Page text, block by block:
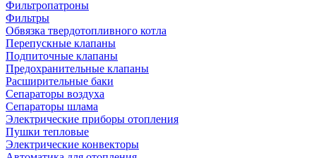
Фильтропатроны
Фильтры
Обвязка твердотопливного котла
Перепускные клапаны
Подпиточные клапаны
Предохранительные клапаны
Расширительные баки
Сепараторы воздуха
Сепараторы шлама
Электрические приборы отопления
Пушки тепловые
Электрические конвекторы